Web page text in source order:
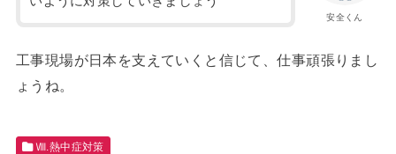
安全くん
工事現場が日本を支えていくと信じて、仕事頑張りまし
ょうね。
Ⅷ.熱中症対策